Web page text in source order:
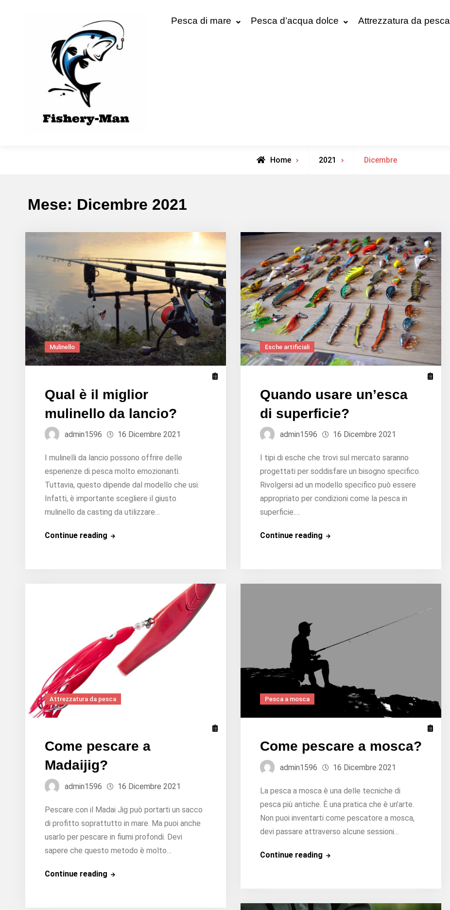
fishery-man Pesca di mare Pesca d’acqua dolce Attrezzatura da pesca
Home 2021 Dicembre
Mese: Dicembre 2021
Mulinello
Qual è il miglior
mulinello da lancio?
admin1596 16 Dicembre 2021
I mulinelli da lancio possono offrire delle
esperienze di pesca molto emozionanti.
Tuttavia, questo dipende dal modello che usi.
Infatti, è importante scegliere il giusto
mulinello da casting da utilizzare…
Continue reading Qual
Esche artificiali
Quando usare un’esca
di superficie?
admin1596 16 Dicembre 2021
I tipi di esche che trovi sul mercato saranno
progettati per soddisfare un bisogno specifico.
Rivolgersi ad un modello specifico può essere
appropriato per condizioni come la pesca in
superficie.…
Continue reading Quando
Attrezzatura da pesca
Come pescare a
Madaijig?
admin1596 16 Dicembre 2021
Pescare con il Madai Jig può portarti un sacco
di profitto soprattutto in mare. Ma puoi anche
usarlo per pescare in fiumi profondi. Devi
sapere che questo metodo è molto…
Continue reading Come
Pesca a mosca
Come pescare a mosca?
admin1596 16 Dicembre 2021
La pesca a mosca è una delle tecniche di
pesca più antiche. È una pratica che è un’arte.
Non puoi inventarti come pescatore a mosca,
devi passare attraverso alcune sessioni…
Continue reading Come